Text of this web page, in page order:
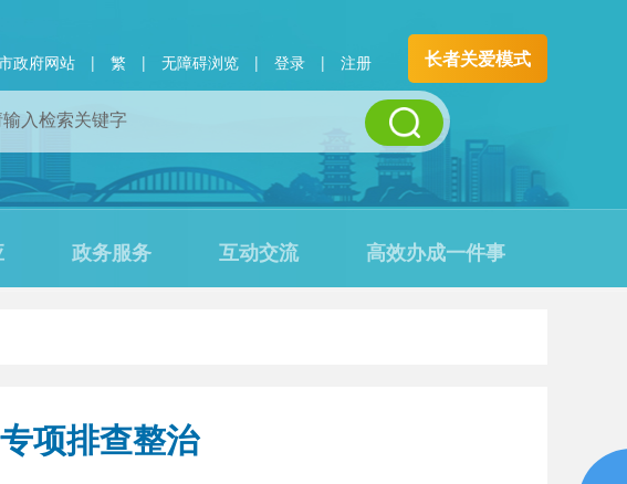
政府网站 | 繁 | 无障碍浏览 | 登录 | 注册 长者关爱模式
政务服务 互动交流 高效办成一件事
项排查整治